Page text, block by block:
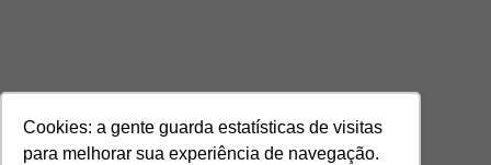
Cookies: a gente guarda estatísticas de visitas
para melhorar sua experiência de navegação.